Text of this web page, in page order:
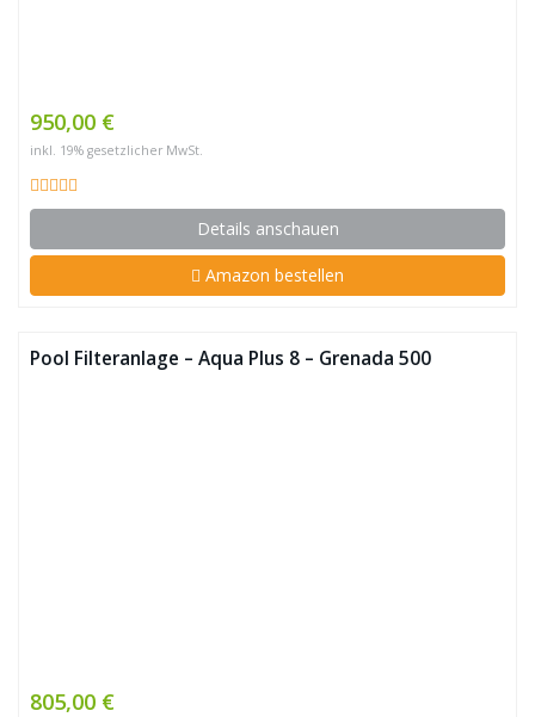
950,00 €
inkl. 19% gesetzlicher MwSt.
Details anschauen
Amazon bestellen
Pool Filteranlage – Aqua Plus 8 – Grenada 500
805,00 €